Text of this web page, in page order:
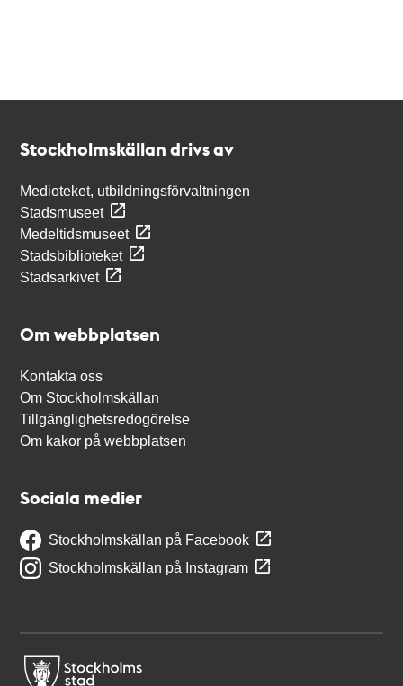
Stockholmskällan drivs av
Medioteket, utbildningsförvaltningen
Stadsmuseet
Medeltidsmuseet
Stadsbiblioteket
Stadsarkivet
Om webbplatsen
Kontakta oss
Om Stockholmskällan
Tillgänglighetsredogörelse
Om kakor på webbplatsen
Sociala medier
Stockholmskällan på Facebook
Stockholmskällan på Instagram